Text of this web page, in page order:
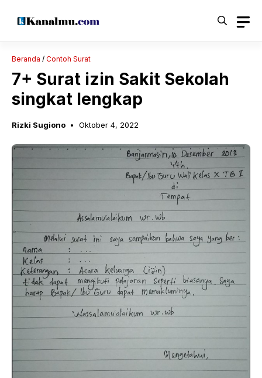
Beranda / Contoh Surat
7+ Surat izin Sakit Sekolah
singkat lengkap
Rizki Sugiono Oktober 4, 2022